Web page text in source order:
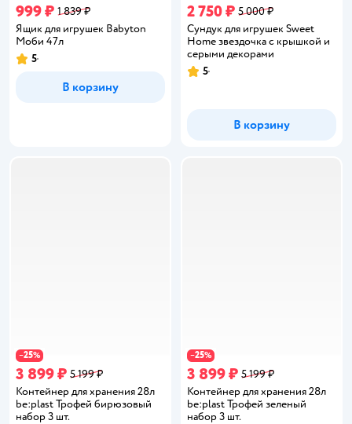
999 ₽ 1 839 ₽
Ящик для игрушек Babyton
Моби 47л
Рейтинг:
5
В корзину
2 750 ₽ 5 000 ₽
Сундук для игрушек Sweet
Home звездочка с крышкой и
серыми декорами
Рейтинг:
5
В корзину
−25%
3 899 ₽ 5 199 ₽
Контейнер для хранения 28л
be:plast Трофей бирюзовый
набор 3 шт.
−25%
3 899 ₽ 5 199 ₽
Контейнер для хранения 28л
be:plast Трофей зеленый
набор 3 шт.